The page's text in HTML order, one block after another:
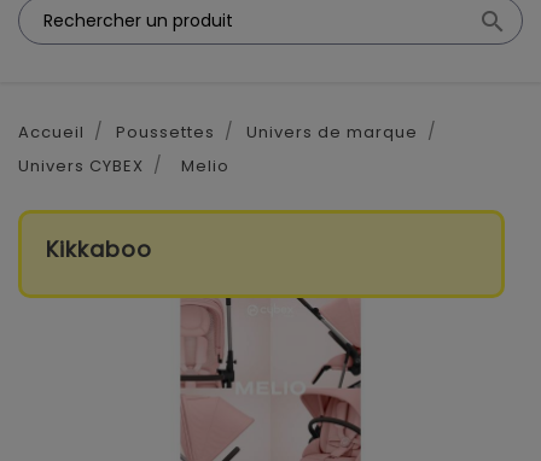

Accueil Poussettes
Univers de marque
Univers CYBEX
Melio
Kikkaboo